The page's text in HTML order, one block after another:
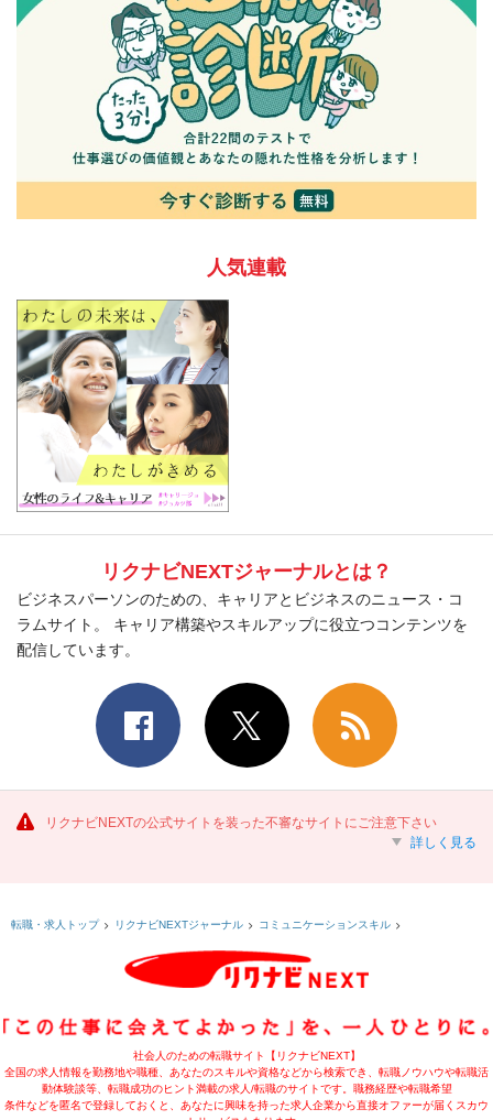
人気連載
リクナビNEXTジャーナルとは？
ビジネスパーソンのための、キャリアとビジネスのニュース・コ
ラムサイト。 キャリア構築やスキルアップに役立つコンテンツを
配信しています。
リクナビNEXTの公式サイトを装った不審なサイトにご注意下さい
詳しく見る
転職・求人トップ リクナビNEXTジャーナル コミュニケーションスキル
社会人のための転職サイト【リクナビNEXT】
全国の求人情報を勤務地や職種、あなたのスキルや資格などから検索でき、転職ノウハウや転職活
動体験談等、転職成功のヒント満載の求人/転職のサイトです。職務経歴や転職希望
条件などを匿名で登録しておくと、あなたに興味を持った求人企業から直接オファーが届くスカウ